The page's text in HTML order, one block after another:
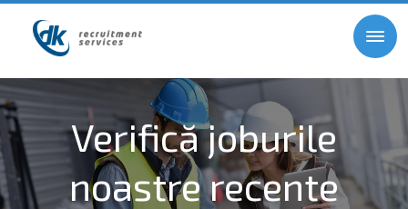
Verifică joburile
noastre recente